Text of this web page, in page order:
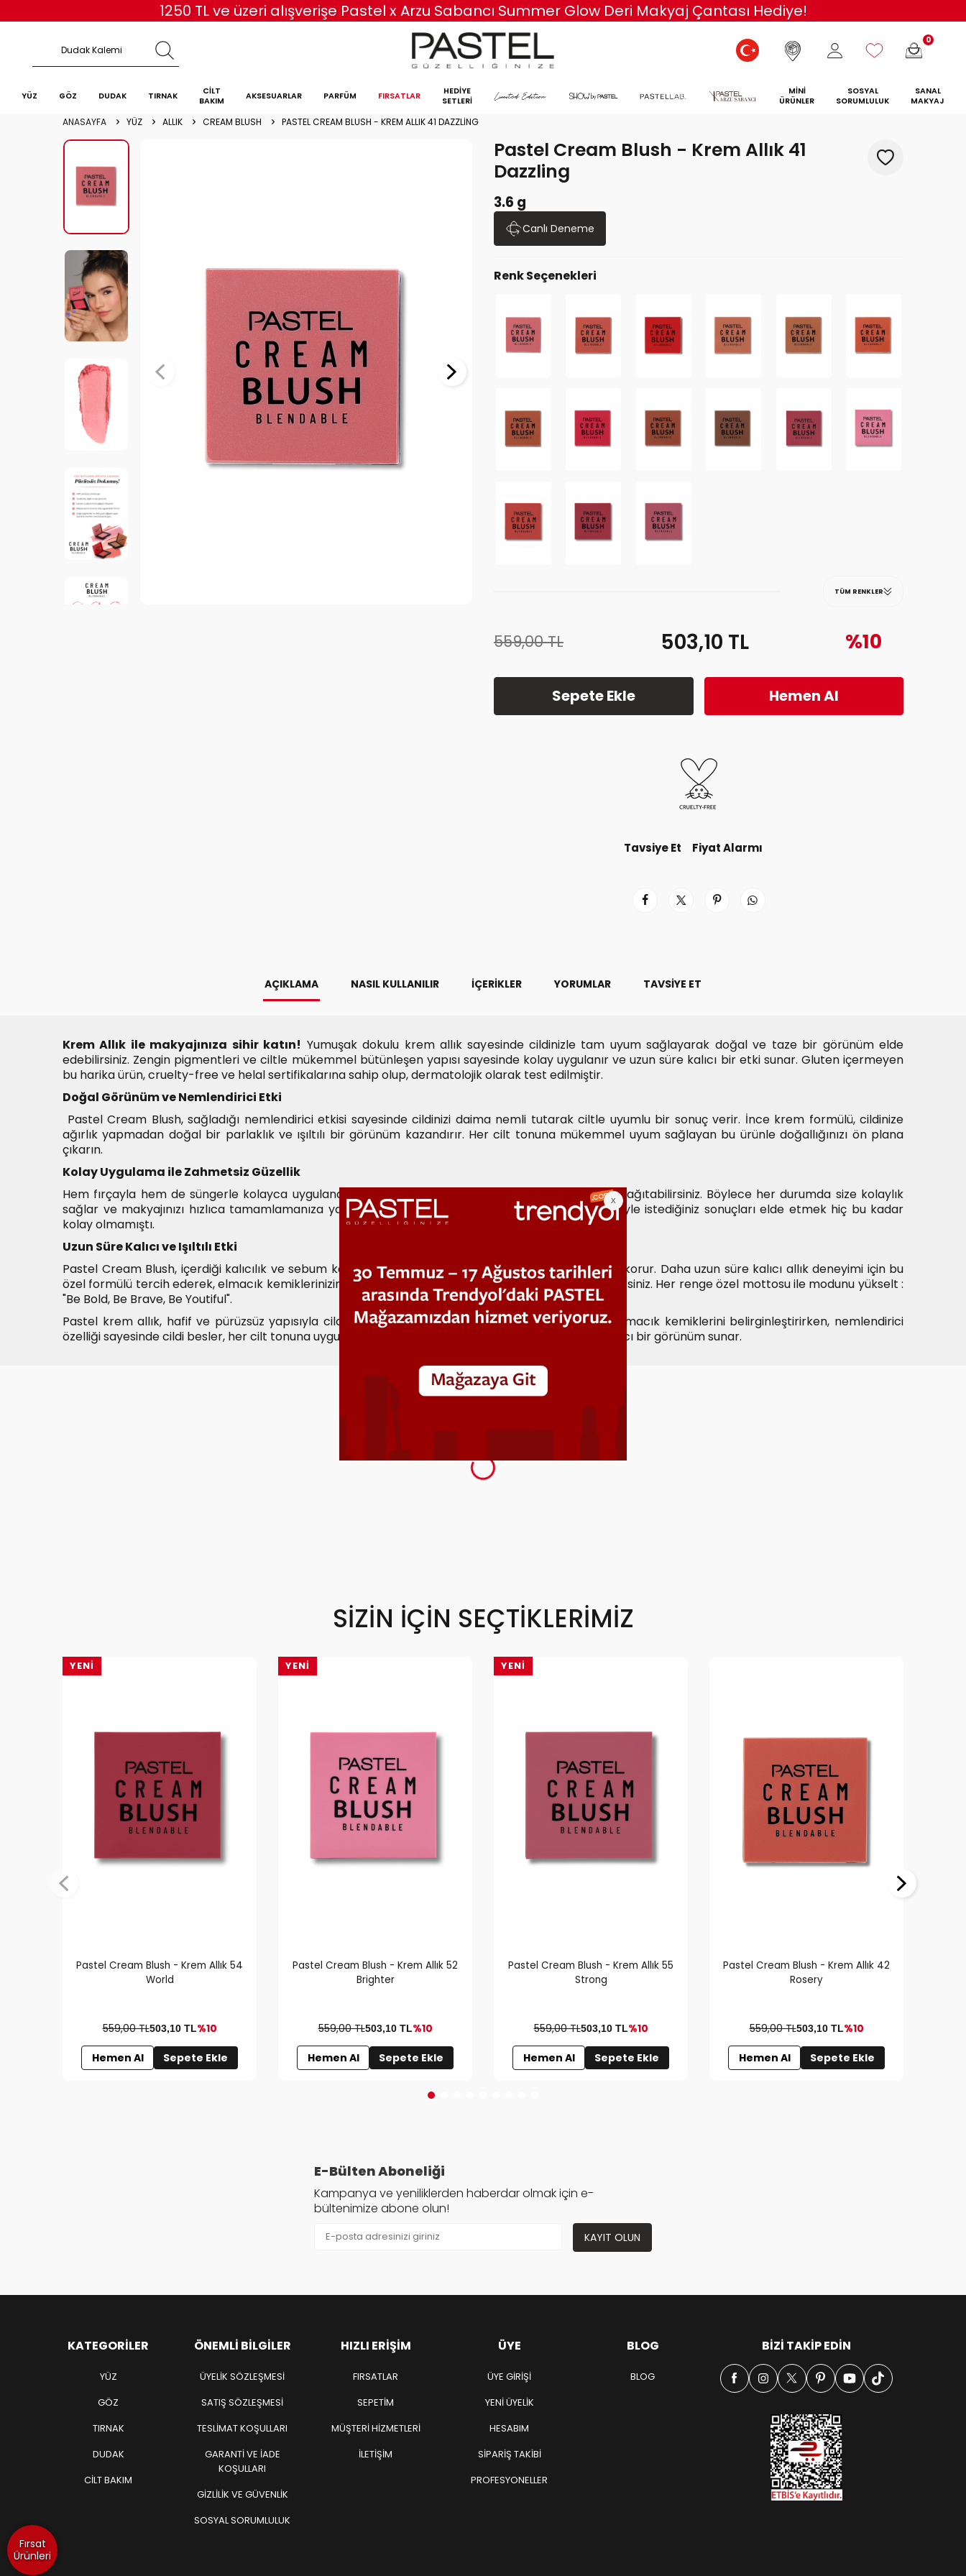
Fırsat
Ürünleri
1250 TL ve üzeri alışverişe Pastel x Arzu Sabancı Summer Glow Deri Makyaj Çantası Hediye!
0
YÜZ GÖZ DUDAK TIRNAK
CİLT
BAKIM
AKSESUARLAR PARFÜM FIRSATLAR
HEDİYE
SETLERİ
MİNİ
ÜRÜNLER
SOSYAL
SORUMLULUK
SANAL
MAKYAJ
ANASAYFA YÜZ ALLIK CREAM BLUSH PASTEL CREAM BLUSH - KREM ALLIK 41 DAZZLING
Pastel Cream Blush - Krem Allık 41
Dazzling
3.6 g
Canlı Deneme
Renk Seçenekleri
TÜM RENKLER
559,00TL 503,10 TL %10
Sepete Ekle Hemen Al
Tavsiye Et Fiyat Alarmı
AÇIKLAMA NASIL KULLANILIR İÇERIKLER YORUMLAR TAVSIYE ET
Krem Allık ile makyajınıza sihir katın! Yumuşak dokulu krem allık sayesinde cildinizle tam uyum sağlayarak doğal ve taze bir görünüm elde
edebilirsiniz. Zengin pigmentleri ve ciltle mükemmel bütünleşen yapısı sayesinde kolay uygulanır ve uzun süre kalıcı bir etki sunar. Gluten içermeyen
bu harika ürün, cruelty-free ve helal sertifikalarına sahip olup, dermatolojik olarak test edilmiştir.
Doğal Görünüm ve Nemlendirici Etki
Pastel Cream Blush, sağladığı nemlendirici etkisi sayesinde cildinizi daima nemli tutarak ciltle uyumlu bir sonuç verir. İnce krem formülü, cildinize
ağırlık yapmadan doğal bir parlaklık ve ışıltılı bir görünüm kazandırır. Her cilt tonuna mükemmel uyum sağlayan bu ürünle doğallığınızı ön plana
çıkarın.
Kolay Uygulama ile Zahmetsiz Güzellik
Hem fırçayla hem de süngerle kolayca uygulanabilir. Hatta parmak uçlarınızla bile zahmetsizce dağıtabilirsiniz. Böylece her durumda size kolaylık
sağlar ve makyajınızı hızlıca tamamlamanıza yardımcı olur. Ürünün yumuşak dokulu allık formülüyle istediğiniz sonuçları elde etmek hiç bu kadar
kolay olmamıştı.
Uzun Süre Kalıcı ve Işıltılı Etki
Pastel Cream Blush, içerdiği kalıcılık ve sebum kontrolü sağlayan bileşenler ile gün boyu tazeliğini korur. Daha uzun süre kalıcı allık deneyimi için bu
özel formülü tercih ederek, elmacık kemiklerinizin daha belirgin ve etkileyici görünmesini sağlayabilirsiniz. Her renge özel mottosu ile modunu yükselt :
"Be Bold, Be Brave, Be Youtiful".
Pastel krem allık, hafif ve pürüzsüz yapısıyla cildinizle kolayca bütünleşir; zengin pigmentleriyle elmacık kemiklerini belirginleştirirken, nemlendirici
özelliği sayesinde cildi besler, her cilt tonuna uygun renk seçenekleriyle doğal, ışıltılı ve uzun süre kalıcı bir görünüm sunar.
SIZIN İÇIN SEÇTIKLERIMIZ
YENI
Pastel Cream Blush - Krem Allık 54
World
559,00 TL503,10TL%10
Hemen Al Sepete Ekle
YENI
Pastel Cream Blush - Krem Allık 52
Brighter
559,00 TL503,10TL%10
Hemen Al Sepete Ekle
YENI
Pastel Cream Blush - Krem Allık 55
Strong
559,00 TL503,10TL%10
Hemen Al Sepete Ekle
Pastel Cream Blush - Krem Allık 42
Rosery
559,00 TL503,10TL%10
Hemen Al Sepete Ekle
E-Bülten Aboneliği
Kampanya ve yeniliklerden haberdar olmak için e-
bültenimize abone olun!
KAYIT OLUN
KATEGORILER
YÜZ
GÖZ
TIRNAK
DUDAK
CİLT BAKIM
ÖNEMLI BILGILER
ÜYELIK SÖZLEŞMESI
SATIŞ SÖZLEŞMESI
TESLIMAT KOŞULLARI
GARANTI VE İADE
KOŞULLARI
GIZLILIK VE GÜVENLIK
SOSYAL SORUMLULUK
HIZLI ERIŞIM
FIRSATLAR
SEPETIM
MÜŞTERI HIZMETLERI
İLETIŞIM
ÜYE
ÜYE GIRIŞI
YENI ÜYELIK
HESABIM
SIPARIŞ TAKIBI
PROFESYONELLER
BLOG
BLOG
BIZI TAKIP EDIN